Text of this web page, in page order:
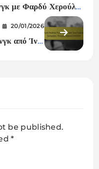
με Φαρδύ Χερούλι:
Έλεγχος
20/01/2026
από Ίνες
be published.
*